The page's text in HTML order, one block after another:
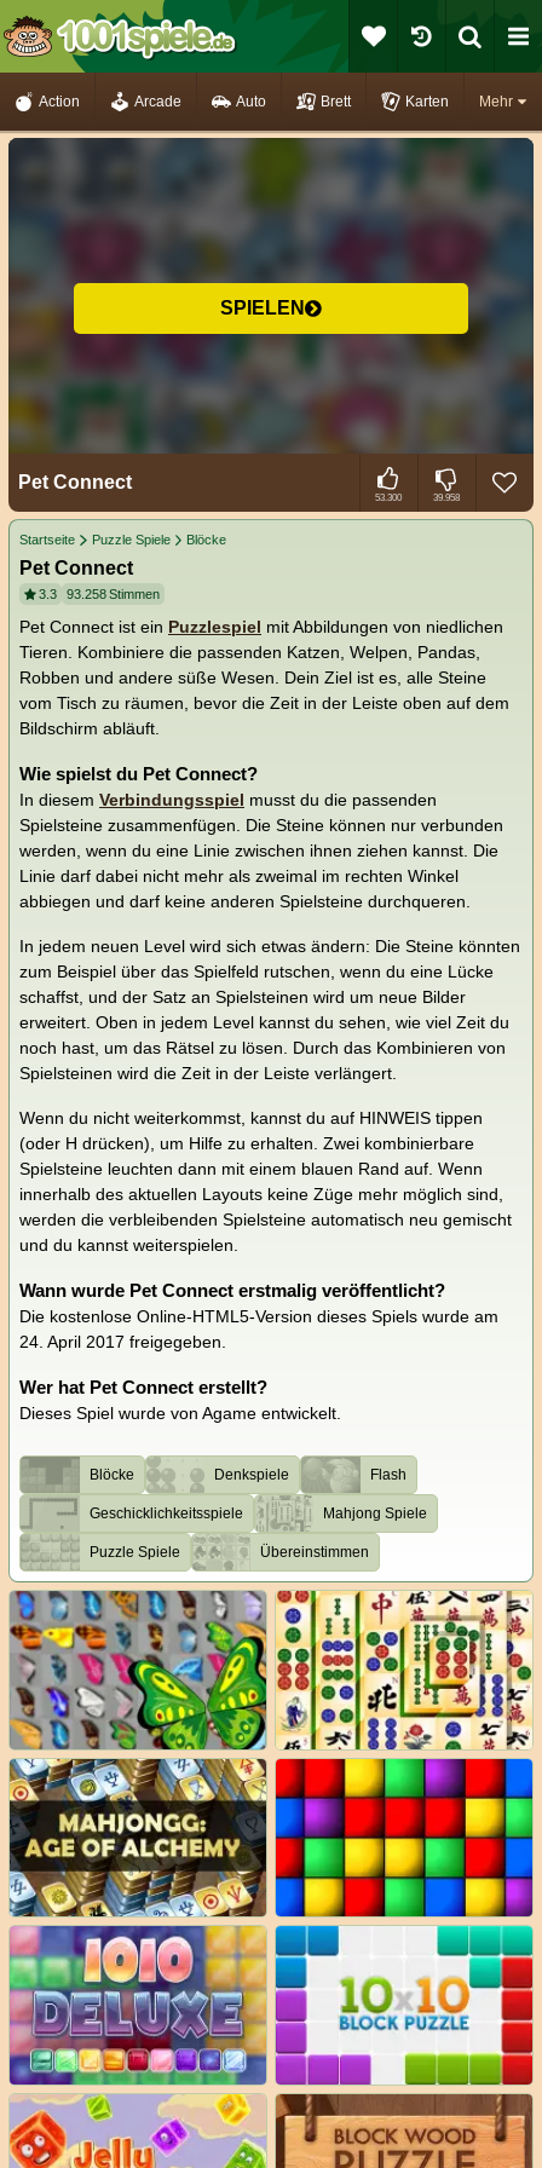
Mehr
Action Arcade Auto Brett Karten
SPIELEN
Pet Connect
53.300 39.958
Startseite Puzzle Spiele Blöcke
Pet Connect
3.3 93.258Stimmen
Pet Connect ist ein Puzzlespiel mit Abbildungen von niedlichen
Tieren. Kombiniere die passenden Katzen, Welpen, Pandas,
Robben und andere süße Wesen. Dein Ziel ist es, alle Steine
vom Tisch zu räumen, bevor die Zeit in der Leiste oben auf dem
Bildschirm abläuft.
Wie spielst du Pet Connect?
In diesem Verbindungsspiel musst du die passenden
Spielsteine zusammenfügen. Die Steine können nur verbunden
werden, wenn du eine Linie zwischen ihnen ziehen kannst. Die
Linie darf dabei nicht mehr als zweimal im rechten Winkel
abbiegen und darf keine anderen Spielsteine durchqueren.
In jedem neuen Level wird sich etwas ändern: Die Steine könnten
zum Beispiel über das Spielfeld rutschen, wenn du eine Lücke
schaffst, und der Satz an Spielsteinen wird um neue Bilder
erweitert. Oben in jedem Level kannst du sehen, wie viel Zeit du
noch hast, um das Rätsel zu lösen. Durch das Kombinieren von
Spielsteinen wird die Zeit in der Leiste verlängert.
Wenn du nicht weiterkommst, kannst du auf HINWEIS tippen
(oder H drücken), um Hilfe zu erhalten. Zwei kombinierbare
Spielsteine leuchten dann mit einem blauen Rand auf. Wenn
innerhalb des aktuellen Layouts keine Züge mehr möglich sind,
werden die verbleibenden Spielsteine automatisch neu gemischt
und du kannst weiterspielen.
Wann wurde Pet Connect erstmalig veröffentlicht?
Die kostenlose Online-HTML5-Version dieses Spiels wurde am
24. April 2017 freigegeben.
Wer hat Pet Connect erstellt?
Dieses Spiel wurde von Agame entwickelt.
Blöcke Denkspiele Flash
Geschicklichkeitsspiele Mahjong Spiele
Puzzle Spiele Übereinstimmen